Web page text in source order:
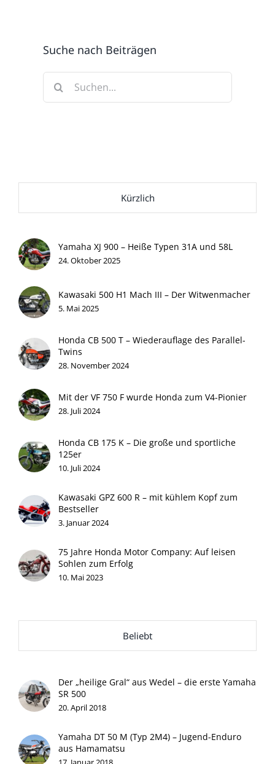
Suche nach Beiträgen
nach:
Kürzlich
Yamaha XJ 900 – Heiße Typen 31A und 58L
24. Oktober 2025
Kawasaki 500 H1 Mach III – Der Witwenmacher
5. Mai 2025
Honda CB 500 T – Wiederauflage des Parallel-
Twins
28. November 2024
Mit der VF 750 F wurde Honda zum V4-Pionier
28. Juli 2024
Honda CB 175 K – Die große und sportliche
125er
10. Juli 2024
Kawasaki GPZ 600 R – mit kühlem Kopf zum
Bestseller
3. Januar 2024
75 Jahre Honda Motor Company: Auf leisen
Sohlen zum Erfolg
10. Mai 2023
Beliebt
Der „heilige Gral“ aus Wedel – die erste Yamaha
SR 500
20. April 2018
Yamaha DT 50 M (Typ 2M4) – Jugend-Enduro
aus Hamamatsu